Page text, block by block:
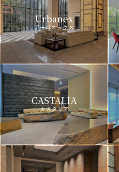
Urbanex
アーバネックス
CASTALIA
カスタリア